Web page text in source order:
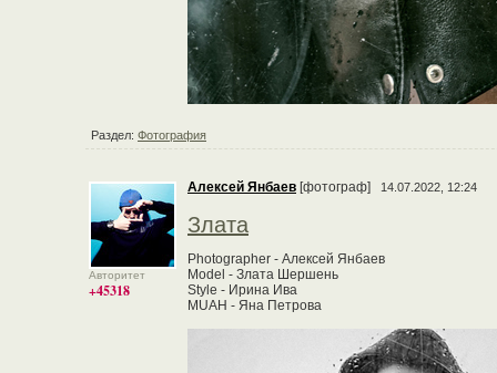
Раздел: Фотография
Авторитет
+45318
Алексей Янбаев [фотограф] 14.07.2022, 12:24
Злата
Photographer - Алексей Янбаев
Model - Злата Шершень
Style - Ирина Ива
MUAH - Яна Петрова